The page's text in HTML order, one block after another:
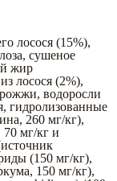
лосося (15%),
сушеное
жир
лосося (2%),
водоросли
гидролизованные
260 мг/кг),
70 мг/кг и
(150 мг/кг),
150 мг/кг),